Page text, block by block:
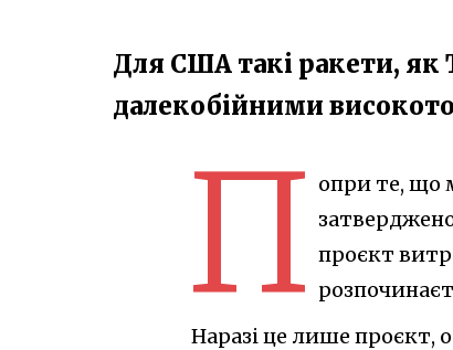
Для США такі ракети, як
далекобійними
П опри те, що
проєкт
Наразі це лише проєкт,